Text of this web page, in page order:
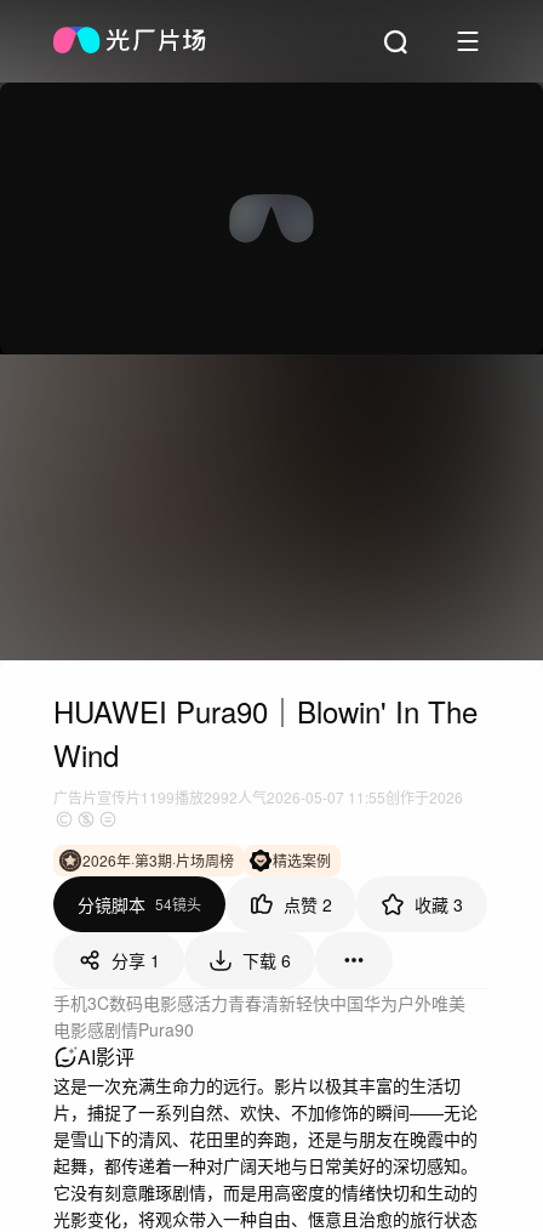
HUAWEI Pura90｜Blowin' In The
Wind
广告片宣传片1199播放2992人气2026-05-07 11:55创作于2026
2026年·第3期·片场周榜 精选案例
分镜脚本 54镜头 点赞 2 收藏 3
分享 1 下载 6
手机3C数码电影感活力青春清新轻快中国华为户外唯美
电影感剧情Pura90
AI影评
这是一次充满生命力的远行。影片以极其丰富的生活切
片，捕捉了一系列自然、欢快、不加修饰的瞬间——无论
是雪山下的清风、花田里的奔跑，还是与朋友在晚霞中的
起舞，都传递着一种对广阔天地与日常美好的深切感知。
它没有刻意雕琢剧情，而是用高密度的情绪快切和生动的
光影变化，将观众带入一种自由、惬意且治愈的旅行状态